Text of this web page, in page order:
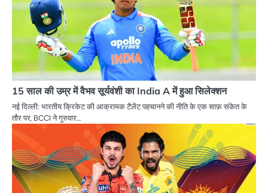
15 साल की उम्र में वैभव सूर्यवंशी का India A में हुआ सिलेक्शन
नई दिल्ली: भारतीय क्रिकेट की आक्रामक टैलेंट पहचानने की नीति के एक साफ़ संकेत के
तौर पर, BCCI ने गुरुवार…